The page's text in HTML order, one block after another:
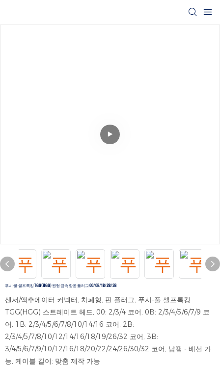
푸시-풀 셀프록킹 TGG(HGG) 원형 금속 항공 플러그 00/0B/1B/2B/3B
센서/액추에이터 커넥터, 차폐형, 핀 플러그, 푸시-풀 셀프록킹
TGG(HGG) 스트레이트 헤드, 00: 2/3/4 코어, 0B: 2/3/4/5/6/7/9 코
어, 1B: 2/3/4/5/6/7/8/10/14/16 코어, 2B:
2/3/4/5/7/8/10/12/14/16/18/19/26/32 코어, 3B:
3/4/5/6/7/9/10/12/16/18/20/22/24/26/30/32 코어, 납땜 - 배선 가
능, 케이블 길이: 맞춤 제작 가능